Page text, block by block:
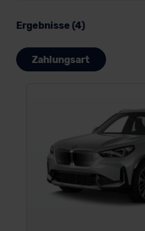
Ergebnisse (4)
Zahlungsart